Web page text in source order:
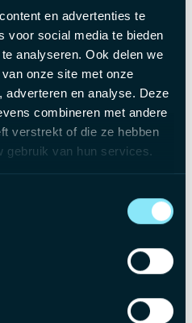
en advertenties te
voor social media te bieden
analyseren. Ook delen we
onze site met onze
adverteren en analyse. Deze
combineren met andere
verstrekt of die ze hebben
gebruik van hun services.
van €8 per gewerkte dag.
een hospitalisatieverzekering
voor je partner en kinderen.
van €250, gewoon
jij stelt je
het bij jou past.
twee dagen op kantoor
dagen: 5 extra
op maat, met interne en